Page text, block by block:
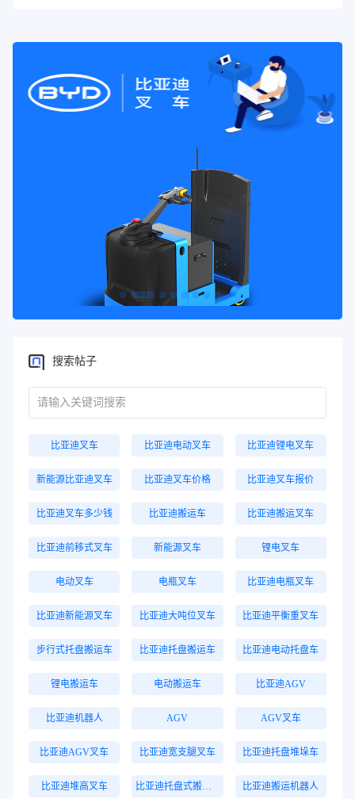
搜索帖子
比亚迪叉车 比亚迪电动叉车 比亚迪锂电叉车
新能源比亚迪叉车 比亚迪叉车价格 比亚迪叉车报价
比亚迪叉车多少钱 比亚迪搬运车 比亚迪搬运叉车
比亚迪前移式叉车 新能源叉车 锂电叉车
电动叉车 电瓶叉车 比亚迪电瓶叉车
比亚迪新能源叉车 比亚迪大吨位叉车 比亚迪平衡重叉车
步行式托盘搬运车 比亚迪托盘搬运车 比亚迪电动托盘车
锂电搬运车 电动搬运车 比亚迪AGV
比亚迪机器人 AGV AGV叉车
比亚迪AGV叉车 比亚迪宽支腿叉车 比亚迪托盘堆垛车
比亚迪堆高叉车 比亚迪搬运机器人